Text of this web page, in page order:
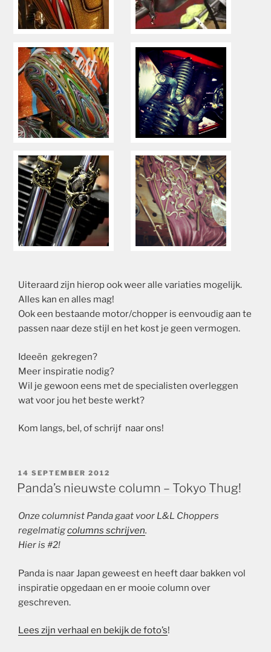
Uiteraard zijn hierop ook weer alle variaties mogelijk.
Alles kan en alles mag!
Ook een bestaande motor/chopper is eenvoudig aan te
passen naar deze stijl en het kost je geen vermogen.
Ideeën gekregen?
Meer inspiratie nodig?
Wil je gewoon eens met de specialisten overleggen
wat voor jou het beste werkt?
Kom langs, bel, of schrijf naar ons!
GEPLAATST
OP
14 SEPTEMBER 2012
Panda’s nieuwste column – Tokyo Thug!
Onze columnist Panda gaat voor L&L Choppers
regelmatigcolumns schrijven.
Hier is #2!
Panda is naar Japan geweest en heeft daar bakken vol
inspiratie opgedaan en er mooie column over
geschreven.
Lees zijn verhaal en bekijk de foto’s!